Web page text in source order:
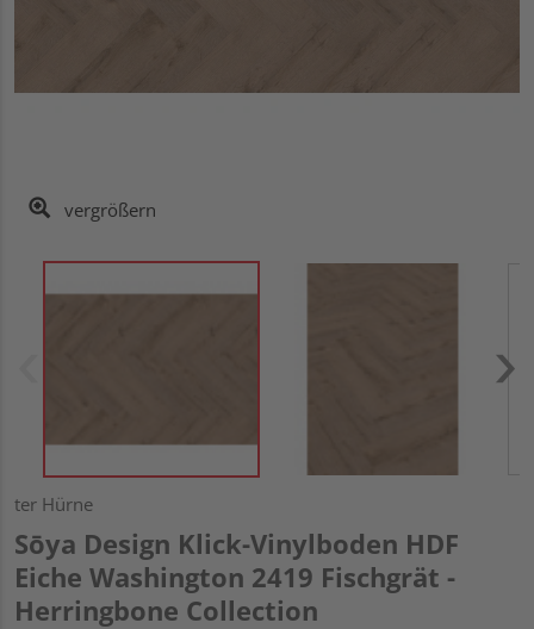
vergrößern
ter Hürne
Sōya Design Klick-Vinylboden HDF
Eiche Washington 2419 Fischgrät -
Herringbone Collection